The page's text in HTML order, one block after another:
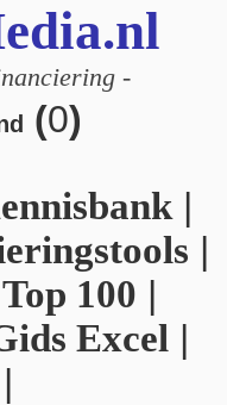
-
(0)
|
|
100 |
Excel |
|